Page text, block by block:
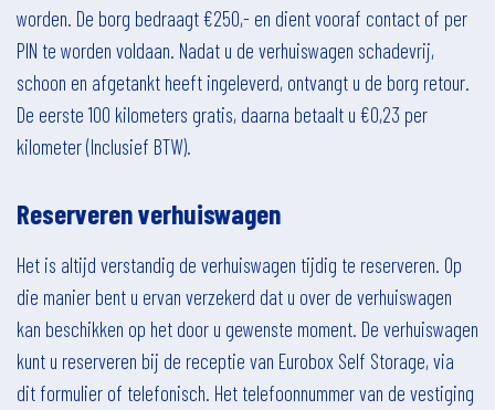
worden. De borg bedraagt €250,- en dient vooraf contact of per
PIN te worden voldaan. Nadat u de verhuiswagen schadevrij,
schoon en afgetankt heeft ingeleverd, ontvangt u de borg retour.
De eerste 100 kilometers gratis, daarna betaalt u €0,23 per
kilometer (Inclusief BTW).
Reserveren verhuiswagen
Het is altijd verstandig de verhuiswagen tijdig te reserveren. Op
die manier bent u ervan verzekerd dat u over de verhuiswagen
kan beschikken op het door u gewenste moment. De verhuiswagen
kunt u reserveren bij de receptie van Eurobox Self Storage, via
dit formulier of telefonisch. Het telefoonnummer van de vestiging